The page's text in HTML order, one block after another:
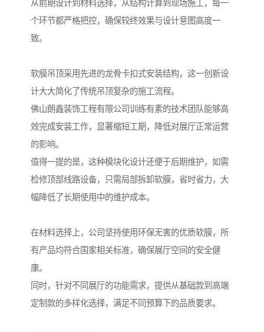
从前期设计到材料选择，从结构计算到现场施工，每一
个环节都严格把控，确保较终效果与设计意图高度一
致。
软膜吊顶采用先进的龙骨卡扣式安装结构，这一创新设
计大大简化了传统吊顶复杂的施工流程。
佛山朗鑫装饰工程有限公司训练有素的技术团队能够高
效完成安装工作，显著缩短工期，降低对展厅正常运营
的影响。
值得一提的是，这种模块化设计还便于后期维护，如需
检修顶部线路设备，只需局部拆卸软膜，省时省力，大
幅降低了长期使用中的维护成本。
在材料选择上，公司坚持使用环保无害的优质软膜，所
有产品均符合国家相关标准，确保展厅空间的安全健
康。
同时，针对不同展厅的功能需求，提供从基础款到高端
定制款的多样化选择，满足不同预算下的品质要求。